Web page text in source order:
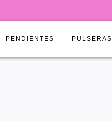
PENDIENTES PULSERAS